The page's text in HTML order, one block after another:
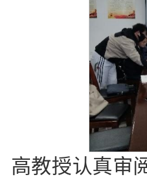
高教授认真审